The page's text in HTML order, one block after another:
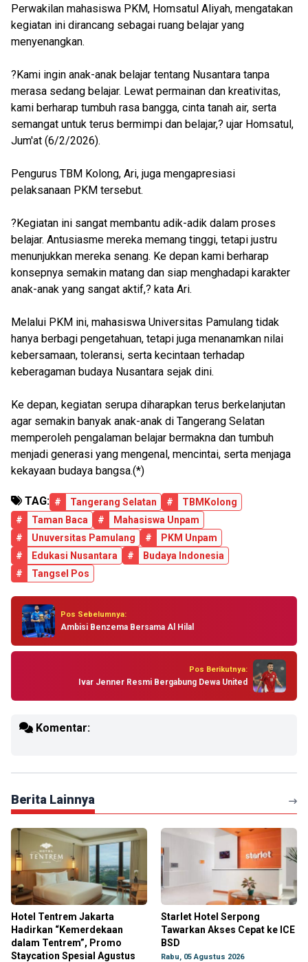
Perwakilan mahasiswa PKM, Homsatul Aliyah, mengatakan
kegiatan ini dirancang sebagai ruang belajar yang
menyenangkan.
?Kami ingin anak-anak belajar tentang Nusantara tanpa
merasa sedang belajar. Lewat permainan dan kreativitas,
kami berharap tumbuh rasa bangga, cinta tanah air, serta
semangat untuk terus bermimpi dan belajar,? ujar Homsatul,
Jum'at (6/2/2026).
Pengurus TBM Kolong, Ari, juga mengapresiasi
pelaksanaan PKM tersebut.
?Kegiatan ini sangat membantu adik-adik dalam proses
belajar. Antusiasme mereka memang tinggi, tetapi justru
menunjukkan mereka senang. Ke depan kami berharap
konsepnya semakin matang dan siap menghadapi karakter
anak-anak yang sangat aktif,? kata Ari.
Melalui PKM ini, mahasiswa Universitas Pamulang tidak
hanya berbagi pengetahuan, tetapi juga menanamkan nilai
kebersamaan, toleransi, serta kecintaan terhadap
keberagaman budaya Nusantara sejak dini.
Ke depan, kegiatan serupa diharapkan terus berkelanjutan
agar semakin banyak anak-anak di Tangerang Selatan
memperoleh pengalaman belajar bermakna dan tumbuh
menjadi generasi yang mengenal, mencintai, serta menjaga
kekayaan budaya bangsa.(*)
TAG: # Tangerang Selatan #
TBMKolong
#
Taman Baca #
Mahasiswa Unpam
#
Unuversitas Pamulang #
PKM Unpam
#
Edukasi Nusantara #
Budaya Indonesia
#
Tangsel Pos
Pos Sebelumnya:
Ambisi Benzema Bersama Al Hilal
Pos Berikutnya:
Ivar Jenner Resmi Bergabung Dewa United
Komentar:
Berita Lainnya
Hotel Tentrem Jakarta
Hadirkan “Kemerdekaan
dalam Tentrem”, Promo
Staycation Spesial Agustus
Starlet Hotel Serpong
Tawarkan Akses Cepat ke ICE
BSD
Rabu, 05 Agustus 2026